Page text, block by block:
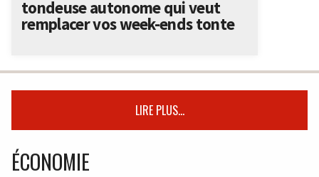
tondeuse autonome qui veut
remplacer vos week-ends tonte
LIRE PLUS...
ÉCONOMIE